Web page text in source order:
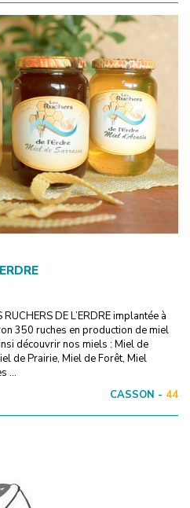
DE L’ERDRE implantée à
350 ruches en production de miel
découvrir nos miels : Miel de
de Prairie, Miel de Forêt, Miel
...
CASSON - 44